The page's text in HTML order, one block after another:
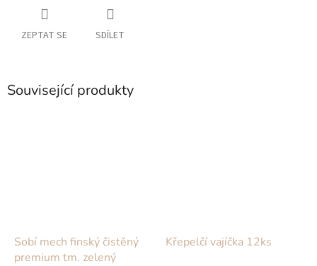
ZEPTAT SE SDÍLET
Související produkty
Sobí mech finský čistěný
premium tm. zelený
Křepelčí vajíčka 12ks